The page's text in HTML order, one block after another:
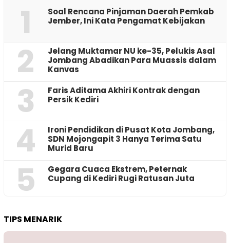
1
‎Soal Rencana Pinjaman Daerah Pemkab
Jember, Ini Kata Pengamat Kebijakan ‎
2
Jelang Muktamar NU ke-35, Pelukis Asal
Jombang Abadikan Para Muassis dalam
Kanvas
3
Faris Aditama Akhiri Kontrak dengan
Persik Kediri
4
Ironi Pendidikan di Pusat Kota Jombang,
SDN Mojongapit 3 Hanya Terima Satu
Murid Baru
5
‎Gegara Cuaca Ekstrem, Peternak
Cupang di Kediri Rugi Ratusan Juta
TIPS MENARIK